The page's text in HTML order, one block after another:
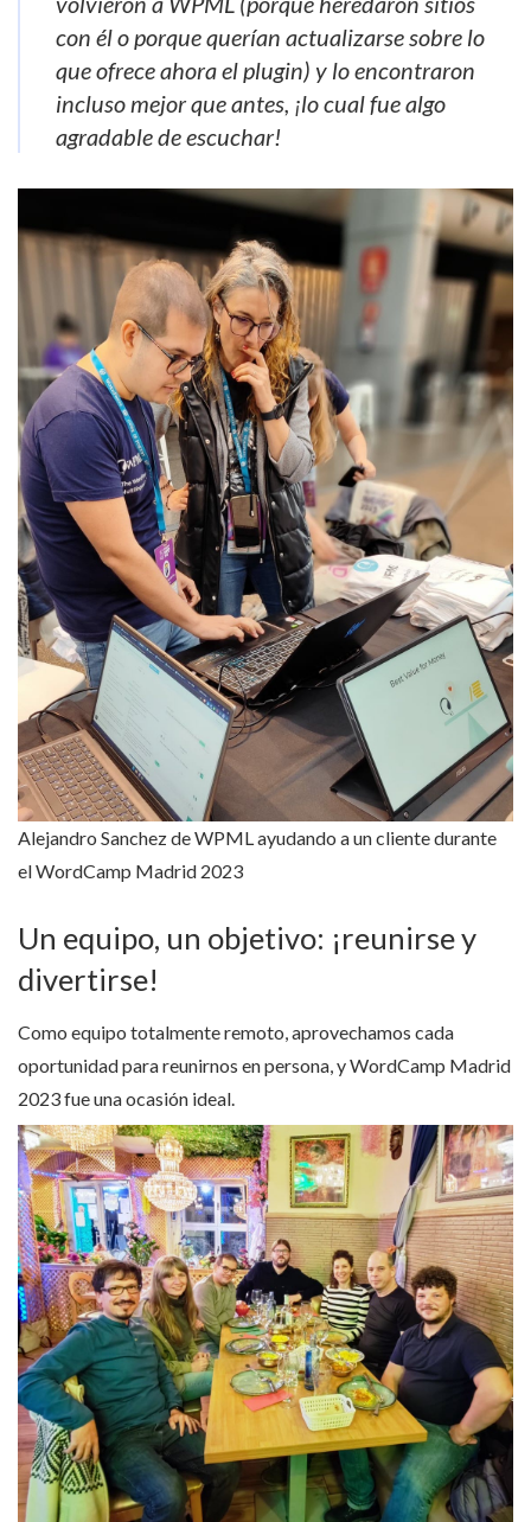
con él o porque querían actualizarse sobre lo
que ofrece ahora el plugin) y lo encontraron
incluso mejor que antes, ¡lo cual fue algo
agradable de escuchar!
Alejandro Sanchez de WPML ayudando a un cliente durante
el WordCamp Madrid 2023
Un equipo, un objetivo: ¡reunirse y
divertirse!
Como equipo totalmente remoto, aprovechamos cada
oportunidad para reunirnos en persona, y WordCamp Madrid
2023 fue una ocasión ideal.